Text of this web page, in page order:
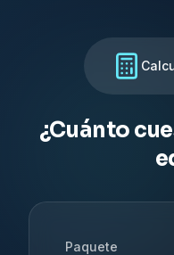
¿Cuánto
Paquete